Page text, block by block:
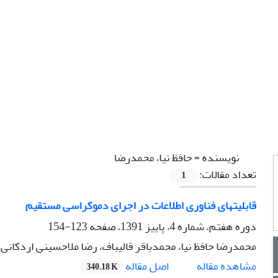
نویسنده =حافظ نیا، محمدرضا
تعداد مقالات:
1
قابلیتهای فناوری اطلاعات در اجرای دموکراسی مستقیم
دوره هفتم، شماره 4، پاییز 1391، صفحه
123-154
محمدرضا حافظ نیا، محمدباقر قالیباف، رضا ملاحسینی اردکانی
مشاهده مقاله
اصل مقاله 340.18 K